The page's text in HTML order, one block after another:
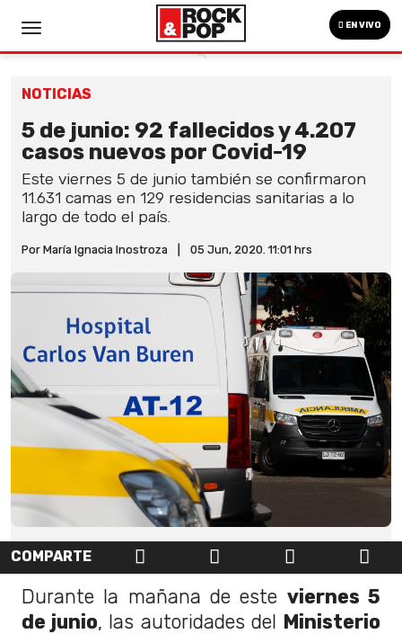
EN VIVO
NOTICIAS
5 de junio: 92 fallecidos y 4.207
casos nuevos por Covid-19
Este viernes 5 de junio también se confirmaron
11.631 camas en 129 residencias sanitarias a lo
largo de todo el país.
Por María Ignacia Inostroza 05 Jun, 2020. 11:01 hrs
COMPARTE
Durante la mañana de este viernes 5
de junio, las autoridades del Ministerio